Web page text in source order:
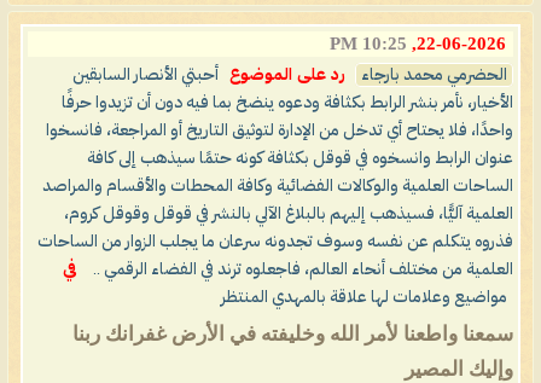
22-06-2026,
10:25 PM
الحضرمي محمد بارجاء رد على الموضوع
أحبتي الأنصار السابقين
الأخيار، نأمر بنشر الرابط بكثافة ودعوه ينضخ بما فيه دون أن تزيدوا حرفًا
واحدًا، فلا يحتاح أي تدخل من الإدارة لتوثيق التاريخ أو المراجعة، فانسخوا
عنوان الرابط وانسخوه في قوقل بكثافة كونه حتمًا سيذهب إلى كافة
الساحات العلمية والوكالات الفضائية وكافة المحطات والأقسام والمراصد
العلمية آليًّا، فسيذهب إليهم بالبلاغ الآلي بالنشر في قوقل وقوقل كروم،
فذروه يتكلم عن نفسه وسوف تجدونه سرعان ما يجلب الزوار من الساحات
العلمية من مختلف أنحاء العالم، فاجعلوه ترند في الفضاء الرقمي ..
في
مواضيع وعلامات لها علاقة بالمهدي المنتظر
سمعنا واطعنا لأمر الله وخليفته في الأرض غفرانك ربنا
وإليك المصير